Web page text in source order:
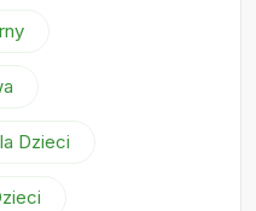
Dzieci